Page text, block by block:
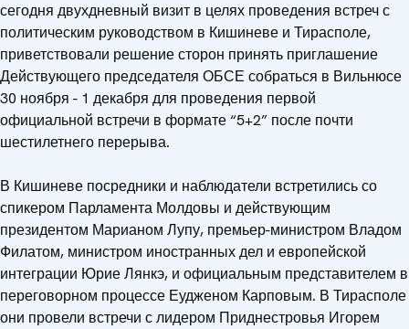
сегодня двухдневный визит в целях проведения встреч с
политическим руководством в Кишиневе и Тирасполе,
приветствовали решение сторон принять приглашение
Действующего председателя ОБСЕ собраться в Вильнюсе
30 ноября - 1 декабря для проведения первой
официальной встречи в формате “5+2” после почти
шестилетнего перерыва.
В Кишиневе посредники и наблюдатели встретились со
спикером Парламента Молдовы и действующим
президентом Марианом Лупу, премьер-министром Владом
Филатом, министром иностранных дел и европейской
интеграции Юрие Лянкэ, и официальным представителем в
переговорном процессе Еудженом Карповым. В Тирасполе
они провели встречи с лидером Приднестровья Игорем